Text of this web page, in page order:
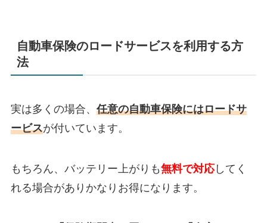
自動車保険のロードサービスを利用する方
法
実は多くの場合、 任意の自動車保険にはロードサ
ービスが付いています。
もちろん、バッテリー上がりも無料で対応してく
れる場合がありかなりお得になります。